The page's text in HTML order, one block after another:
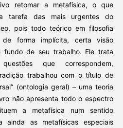
retomar a metafísica, o que
tarefa das mais urgentes do
pois todo teórico em filosofia
de forma implícita, certa visão
fundo de seu trabalho. Ele trata
que correspondem,
trabalhou com o título de
(ontologia geral) – uma teoria
não apresenta todo o espectro
a metafísica num sentido
ainda as metafísicas especiais